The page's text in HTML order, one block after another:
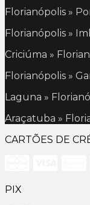
Florianópolis »
Florianópolis »
Criciúma »
Florianópolis »
Laguna »
Araçatuba »
CARTÕES DE
PIX